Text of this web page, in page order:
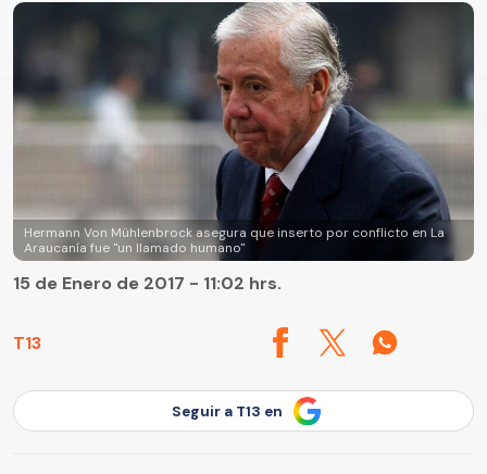
Hermann Von Mühlenbrock asegura que inserto por conflicto en La
Araucanía fue "un llamado humano"
T13
15 de Enero de 2017 - 11:02 hrs.
Seguir a T13 en